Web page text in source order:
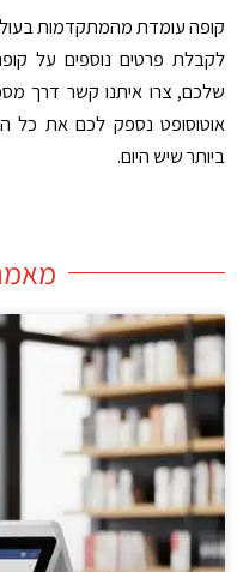
קופה עומדת מהמתקדמות
לקבלת פרטים נוספים על
שלכם, צרו איתנו קשר דרך
אוטוסופט נספק לכם את כל
ביותר שיש היום.